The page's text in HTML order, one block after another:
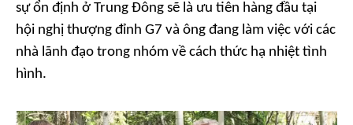
sự ổn định ở Trung Đông sẽ là ưu tiên hàng đầu tại
hội nghị thượng đỉnh G7 và ông đang làm việc với các
nhà lãnh đạo trong nhóm về cách thức hạ nhiệt tình
hình.